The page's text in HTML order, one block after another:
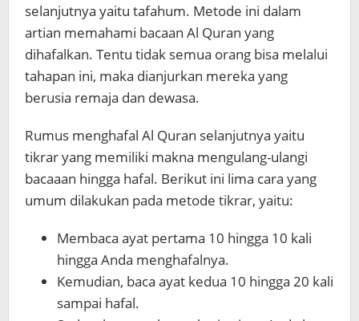
selanjutnya yaitu tafahum. Metode ini dalam
artian memahami bacaan Al Quran yang
dihafalkan. Tentu tidak semua orang bisa melalui
tahapan ini, maka dianjurkan mereka yang
berusia remaja dan dewasa.
Rumus menghafal Al Quran selanjutnya yaitu
tikrar yang memiliki makna mengulang-ulangi
bacaaan hingga hafal. Berikut ini lima cara yang
umum dilakukan pada metode tikrar, yaitu:
Membaca ayat pertama 10 hingga 10 kali
hingga Anda menghafalnya.
Kemudian, baca ayat kedua 10 hingga 20 kali
sampai hafal.